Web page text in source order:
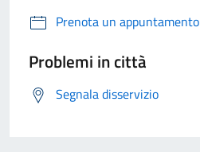
Prenota un appuntamento
Problemi in città
Segnala disservizio